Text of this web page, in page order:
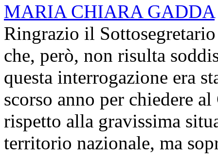
MARIA CHIARA GADDA
Ringrazio il
che, però, non risulta
questa interrogazione era
scorso anno per chiedere
rispetto alla gravissima
territorio nazionale, ma